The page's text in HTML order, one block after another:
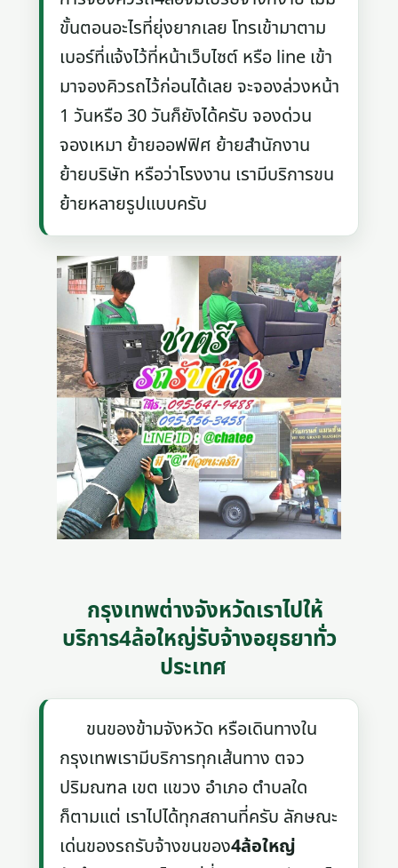
ขั้นตอนอะไรที่ยุ่งยากเลย โทรเข้ามาตาม
เบอร์ที่แจ้งไว้ที่หน้าเว็บไซต์ หรือ line เข้า
มาจองคิวรถไว้ก่อนได้เลย จะจองล่วงหน้า
1 วันหรือ 30 วันก็ยังได้ครับ จองด่วน
จองเหมา ย้ายออฟฟิศ ย้ายสำนักงาน
ย้ายบริษัท หรือว่าโรงงาน เรามีบริการขน
ย้ายหลายรูปแบบครับ
กรุงเทพต่างจังหวัดเราไปให้
บริการ4ล้อใหญ่รับจ้างอยุธยาทั่ว
ประเทศ
ขนของข้ามจังหวัด หรือเดินทางใน
กรุงเทพเรามีบริการทุกเส้นทาง ตจว
ปริมณฑล เขต แขวง อำเภอ ตำบลใด
ก็ตามแต่ เราไปได้ทุกสถานที่ครับ ลักษณะ
เด่นของรถรับจ้างขนของ4ล้อใหญ่